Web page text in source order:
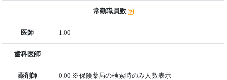
常勤職員数
医師 1.00
歯科医師
薬剤師 0.00 ※保険薬局の検索時のみ人数表示